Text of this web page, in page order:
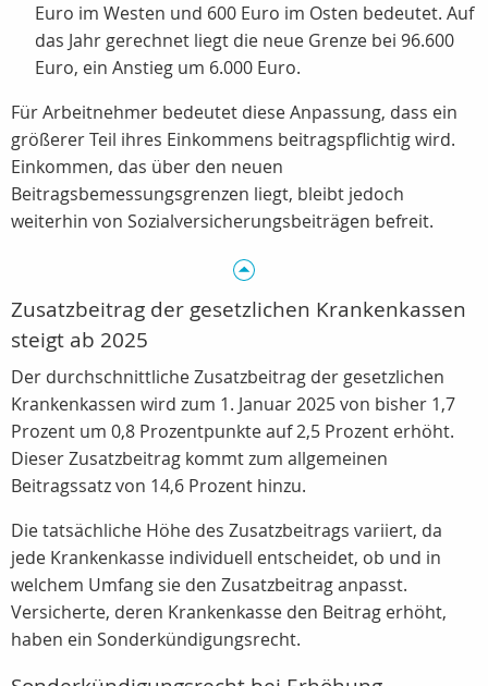
Euro im Westen und 600 Euro im Osten bedeutet. Auf
das Jahr gerechnet liegt die neue Grenze bei 96.600
Euro, ein Anstieg um 6.000 Euro.
Für Arbeitnehmer bedeutet diese Anpassung, dass ein
größerer Teil ihres Einkommens beitragspflichtig wird.
Einkommen, das über den neuen
Beitragsbemessungsgrenzen liegt, bleibt jedoch
weiterhin von Sozialversicherungsbeiträgen befreit.
Zusatzbeitrag der gesetzlichen Krankenkassen
steigt ab 2025
Der durchschnittliche Zusatzbeitrag der gesetzlichen
Krankenkassen wird zum 1. Januar 2025 von bisher 1,7
Prozent um 0,8 Prozentpunkte auf 2,5 Prozent erhöht.
Dieser Zusatzbeitrag kommt zum allgemeinen
Beitragssatz von 14,6 Prozent hinzu.
Die tatsächliche Höhe des Zusatzbeitrags variiert, da
jede Krankenkasse individuell entscheidet, ob und in
welchem Umfang sie den Zusatzbeitrag anpasst.
Versicherte, deren Krankenkasse den Beitrag erhöht,
haben ein Sonderkündigungsrecht.